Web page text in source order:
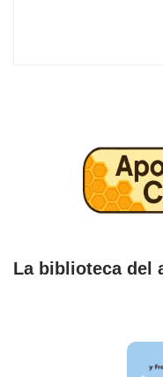
La biblioteca del